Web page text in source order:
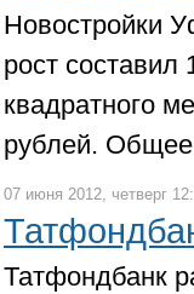
Новостройки
рост
квадратного
рублей. Общее
07 июня 2012, четверг
Татфондбанк